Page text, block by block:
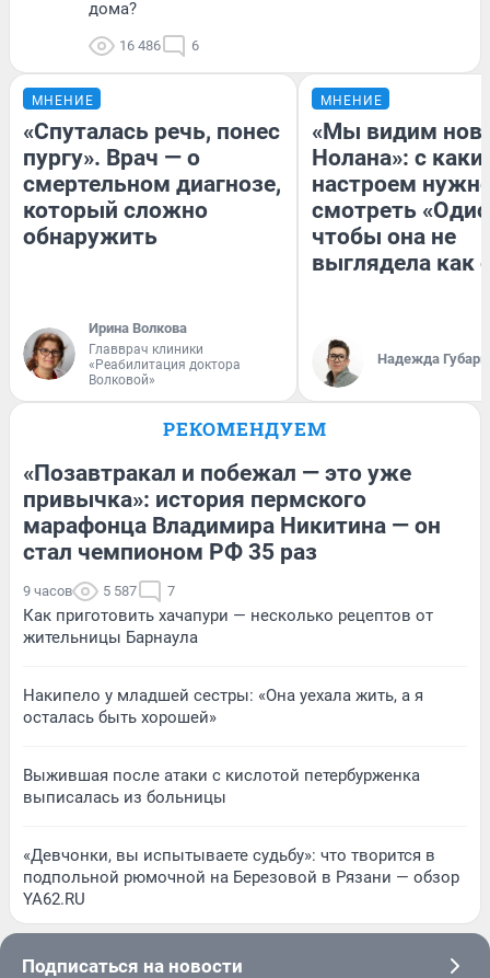
дома?
16 486 6
МНЕНИЕ
«Спуталась речь, понес
пургу». Врач — о
смертельном диагнозе,
который сложно
обнаружить
Ирина Волкова
Главврач клиники
«Реабилитация доктора
Волковой»
МНЕНИЕ
«Мы видим
Нолана»: с
настроем
смотреть
чтобы она не
выглядела как
Надежда Губарь
РЕКОМЕНДУЕМ
«Позавтракал и побежал — это уже
привычка»: история пермского
марафонца Владимира Никитина — он
стал чемпионом РФ 35 раз
9 часов 5 587 7
Как приготовить хачапури — несколько рецептов от
жительницы Барнаула
Накипело у младшей сестры: «Она уехала жить, а я
осталась быть хорошей»
Выжившая после атаки с кислотой петербурженка
выписалась из больницы
«Девчонки, вы испытываете судьбу»: что творится в
подпольной рюмочной на Березовой в Рязани — обзор
YA62.RU
Подписаться на новости